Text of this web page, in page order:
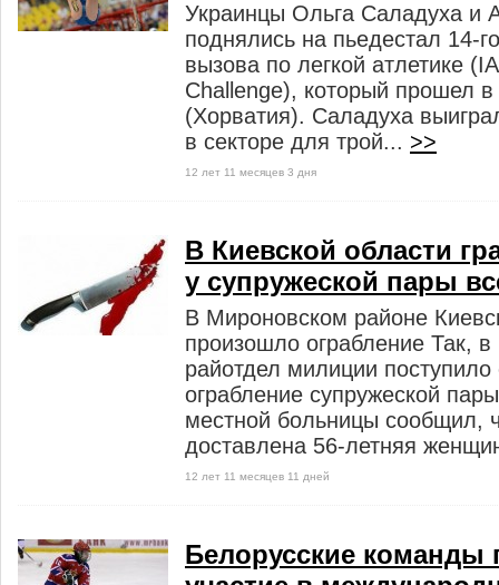
Украинцы Ольга Саладуха и
поднялись на пьедестал 14-
вызова по легкой атлетике
Challenge), который прошел в
(Хорватия). Саладуха
в секторе для трой... >>
12 лет 11 месяцев 3 дня
В Киевской области
у супружеской пары
В Мироновском районе
произошло ограбление Так,
райотдел милиции
ограбление супружеской
местной больницы сообщил,
доставлена 56-летняя
12 лет 11 месяцев 11 дней
Белорусские команды